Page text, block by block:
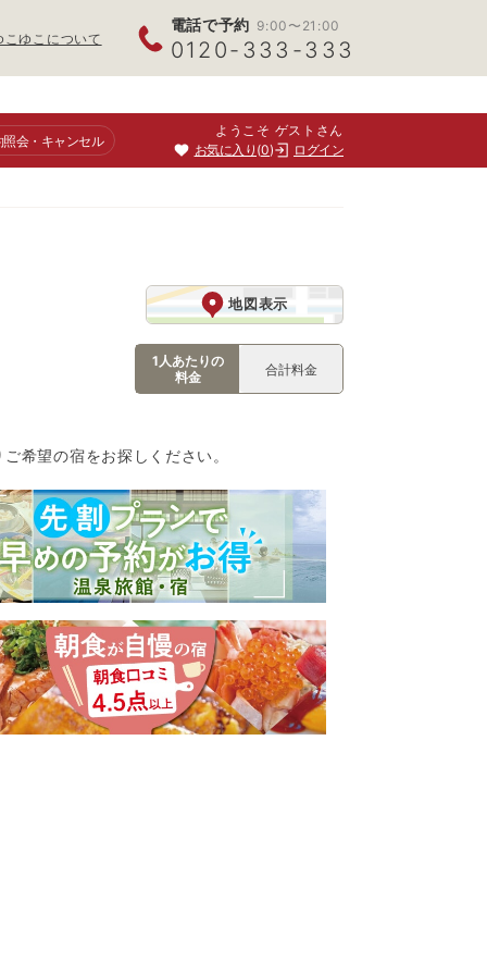
こゆこについて
電話で予約 9:00〜21:00
0120-333-333
照会・キャンセル
ようこそ ゲストさん
お気に入り 0 ログイン
地図表示
1人あたりの
料金
合計料金
希望の宿をお探しください。